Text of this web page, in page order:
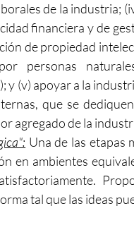
de la industria;
financiera y de
de propiedad
personas
y (v) apoyar a la
que se
agregado de la
Una de las etapas
en ambientes
tal que las ideas